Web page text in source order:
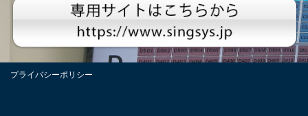
プライバシーポリシー